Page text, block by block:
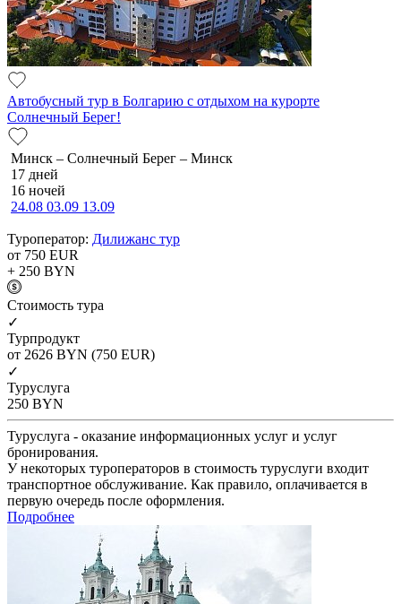
Автобусный тур в Болгарию с отдыхом на курорте
Солнечный Берег!
Минск – Солнечный Берег – Минск
17 дней
16 ночей
24.08 03.09 13.09
Туроператор: Дилижанс тур
от 750 EUR
+ 250 BYN
Cтоимость тура
✓
Турпродукт
от 2626 BYN (750 EUR)
✓
Туруслуга
250 BYN
Туруслуга - оказание информационных услуг и услуг
бронирования.
У некоторых туроператоров в стоимость туруслуги входит
транспортное обслуживание. Как правило, оплачивается в
первую очередь после оформления.
Подробнее